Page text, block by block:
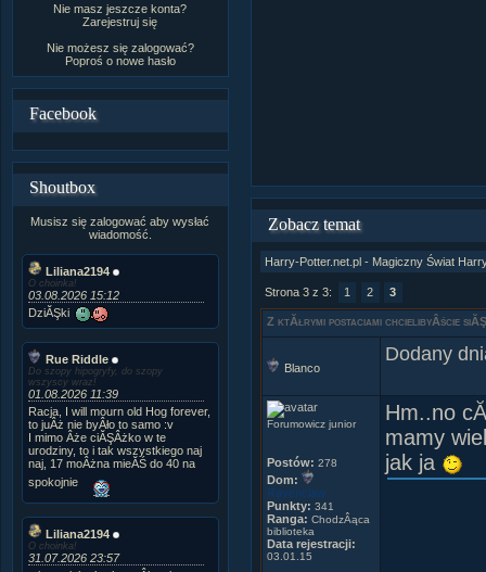
Nie masz jeszcze konta?
Zarejestruj się
Nie możesz się zalogować?
Poproś o nowe hasło
Facebook
Shoutbox
Musisz się zalogować aby wysłać
wiadomość.
Liliana2194
O choinka!
03.08.2026 15:12
DziĂŞki
Rue Riddle
Do szopy hipogryfy, do szopy
wszyscy wraz!
01.08.2026 11:39
Racja, I will mourn old Hog forever,
to juÂż nie byÂło to samo :v
I mimo Âże ciĂŞÂżko w te
urodziny, to i tak wszystkiego naj
naj, 17 moÂżna mieĂŚ do 40 na
spokojnie
Liliana2194
O choinka!
31.07.2026 23:57
Zobacz temat
Harry-Potter.net.pl - Magiczny Świat
Strona 3 z 3: 1 2 3
Z ktĂłrymi postaciami chcielibyÂście
Blanco
Dodany
Forumowicz junior
Postów: 278
Dom:
Ravenclaw
Punkty: 341
Ranga: ChodzÂąca
biblioteka
Data rejestracji:
03.01.15
Hm..no
mamy
jak ja